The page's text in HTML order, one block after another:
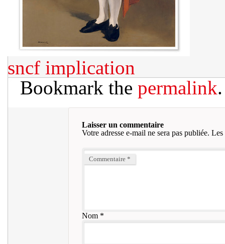
sncf implication
Bookmark the permalink.
Laisser un commentaire
Votre adresse e-mail ne sera pas publiée. Les
Commentaire *
Nom*